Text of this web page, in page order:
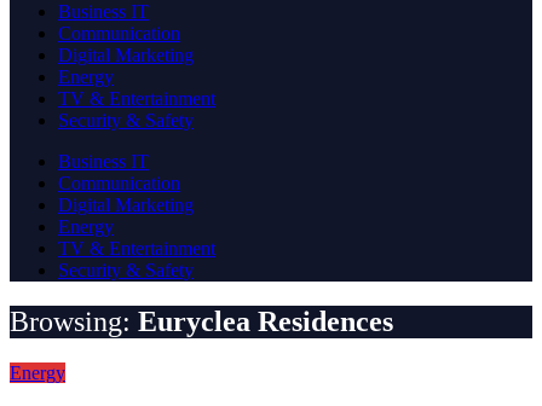
Business IT
Communication
Digital Marketing
Energy
TV & Entertainment
Security & Safety
Business IT
Communication
Digital Marketing
Energy
TV & Entertainment
Security & Safety
Browsing: Euryclea Residences
Energy